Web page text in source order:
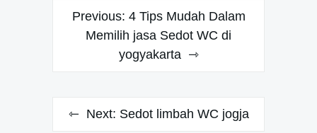
Navigasi
Previous: 4 Tips Mudah Dalam
Memilih jasa Sedot WC di
yogyakarta
Next: Sedot limbah WC jogja